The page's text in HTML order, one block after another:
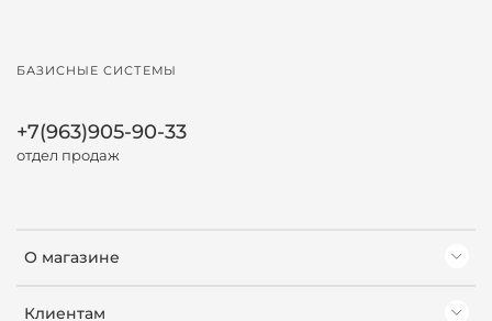
О магазине
Клиентам
БАЗИСНЫЕ СИСТЕМЫ
+7(963)905-90-33
отдел продаж